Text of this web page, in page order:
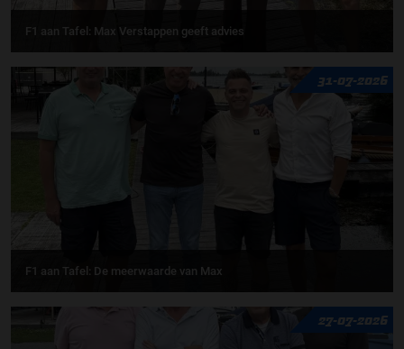
F1 aan Tafel: Max Verstappen geeft advies
31-07-2026
F1 aan Tafel: De meerwaarde van Max
27-07-2026